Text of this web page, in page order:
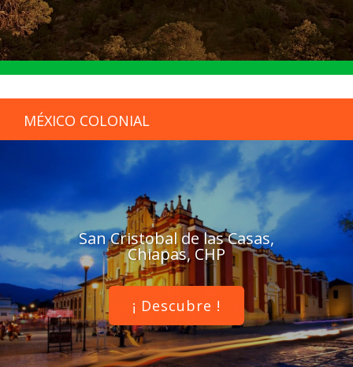
MÉXICO COLONIAL
San Cristobal de las Casas,
Chiapas, CHP
¡ Descubre !